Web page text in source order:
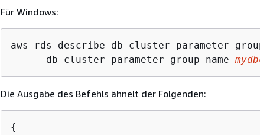
Für Windows:
aws rds describe-db-cluster-parameter-
    --db-cluster-parameter-group-name
Die Ausgabe des Befehls ähnelt der Folgenden:
{